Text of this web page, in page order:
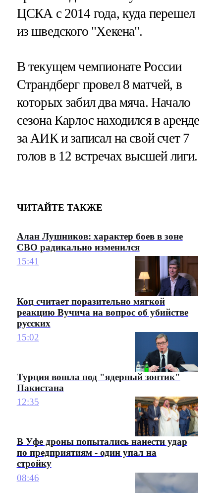
ЦСКА с 2014 года, куда перешел
из шведского "Хекена".
В текущем чемпионате России
Страндберг провел 8 матчей, в
которых забил два мяча. Начало
сезона Карлос находился в аренде
за АИК и записал на свой счет 7
голов в 12 встречах высшей лиги.
ЧИТАЙТЕ ТАКЖЕ
Алан Лушников: характер боев в зоне
СВО радикально изменился
15:41
Коц считает поразительно мягкой
реакцию Вучича на вопрос об убийстве
русских
15:02
Турция вошла под "ядерный зонтик"
Пакистана
12:35
В Уфе дроны попытались нанести удар
по предприятиям - один упал на
стройку
08:46